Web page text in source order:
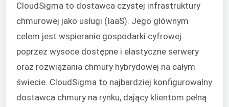
CloudSigma to dostawca czystej infrastruktury
chmurowej jako usługi (IaaS). Jego głównym
celem jest wspieranie gospodarki cyfrowej
poprzez wysoce dostępne i elastyczne serwery
oraz rozwiązania chmury hybrydowej na całym
świecie. CloudSigma to najbardziej konfigurowalny
dostawca chmury na rynku, dający klientom pełną